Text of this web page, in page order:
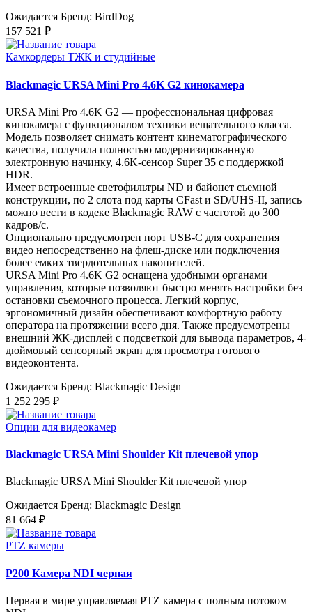
Ожидается Бренд: BirdDog
157 521 ₽
Камкордеры ТЖК и студийные
Blackmagic URSA Mini Pro 4.6K G2 кинокамера
URSA Mini Pro 4.6K G2 — профессиональная цифровая
кинокамера с функционалом техники вещательного класса.
Модель позволяет снимать контент кинематографического
качества, получила полностью модернизированную
электронную начинку, 4.6K-сенсор Super 35 с поддержкой
HDR.
Имеет встроенные светофильтры ND и байонет съемной
конструкции, по 2 слота под карты CFast и SD/UHS‑II, запись
можно вести в кодеке Blackmagic RAW с частотой до 300
кадров/с.
Опционально предусмотрен порт USB-C для сохранения
видео непосредственно на флеш-диске или подключения
более емких твердотельных накопителей.
URSA Mini Pro 4.6K G2 оснащена удобными органами
управления, которые позволяют быстро менять настройки без
остановки съемочного процесса. Легкий корпус,
эргономичный дизайн обеспечивают комфортную работу
оператора на протяжении всего дня. Также предусмотрены
внешний ЖК-дисплей с подсветкой для вывода параметров, 4-
дюймовый сенсорный экран для просмотра готового
видеоконтента.
Ожидается Бренд: Blackmagic Design
1 252 295 ₽
Опции для видеокамер
Blackmagic URSA Mini Shoulder Kit плечевой упор
Blackmagic URSA Mini Shoulder Kit плечевой упор
Ожидается Бренд: Blackmagic Design
81 664 ₽
PTZ камеры
P200 Камера NDI черная
Первая в мире управляемая PTZ камера с полным потоком